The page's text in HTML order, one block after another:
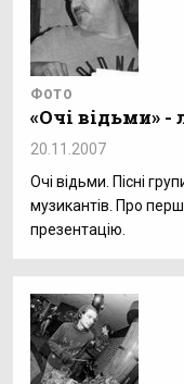
ФОТО
«Очі відьми» -
20.11.2007
Очі відьми. Пісні
музикантів. Про
презентацію.